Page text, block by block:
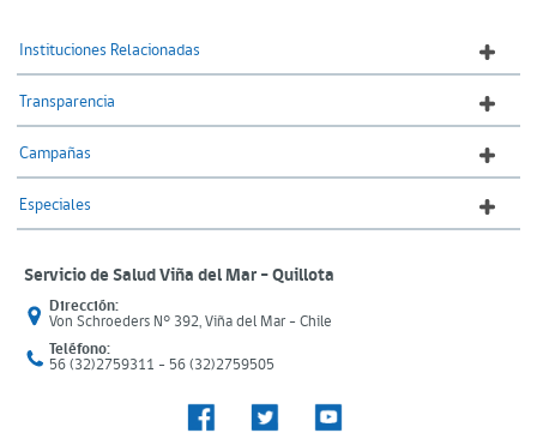
Instituciones Relacionadas
Transparencia
Campañas
Especiales
Servicio de Salud Viña del Mar – Quillota
Dirección:
Von Schroeders N° 392, Viña del Mar - Chile
Teléfono:
56 (32)2759311 - 56 (32)2759505